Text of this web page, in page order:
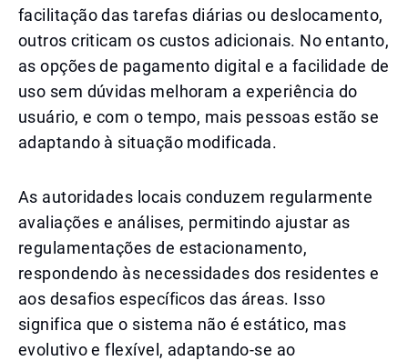
facilitação das tarefas diárias ou deslocamento,
outros criticam os custos adicionais. No entanto,
as opções de pagamento digital e a facilidade de
uso sem dúvidas melhoram a experiência do
usuário, e com o tempo, mais pessoas estão se
adaptando à situação modificada.
As autoridades locais conduzem regularmente
avaliações e análises, permitindo ajustar as
regulamentações de estacionamento,
respondendo às necessidades dos residentes e
aos desafios específicos das áreas. Isso
significa que o sistema não é estático, mas
evolutivo e flexível, adaptando-se ao